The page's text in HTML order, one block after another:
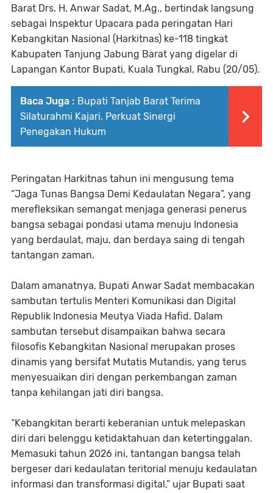
Barat Drs. H. Anwar Sadat, M.Ag., bertindak langsung
sebagai Inspektur Upacara pada peringatan Hari
Kebangkitan Nasional (Harkitnas) ke-118 tingkat
Kabupaten Tanjung Jabung Barat yang digelar di
Lapangan Kantor Bupati, Kuala Tungkal, Rabu (20/05).
Baca Juga : Bupati Tanjab Barat Terima
Silaturahmi Kajari, Perkuat Sinergi
Penegakan Hukum
Peringatan Harkitnas tahun ini mengusung tema
“Jaga Tunas Bangsa Demi Kedaulatan Negara”, yang
merefleksikan semangat menjaga generasi penerus
bangsa sebagai pondasi utama menuju Indonesia
yang berdaulat, maju, dan berdaya saing di tengah
tantangan zaman.
Dalam amanatnya, Bupati Anwar Sadat membacakan
sambutan tertulis Menteri Komunikasi dan Digital
Republik Indonesia Meutya Viada Hafid. Dalam
sambutan tersebut disampaikan bahwa secara
filosofis Kebangkitan Nasional merupakan proses
dinamis yang bersifat Mutatis Mutandis, yang terus
menyesuaikan diri dengan perkembangan zaman
tanpa kehilangan jati diri bangsa.
“Kebangkitan berarti keberanian untuk melepaskan
diri dari belenggu ketidaktahuan dan ketertinggalan.
Memasuki tahun 2026 ini, tantangan bangsa telah
bergeser dari kedaulatan teritorial menuju kedaulatan
informasi dan transformasi digital,” ujar Bupati saat